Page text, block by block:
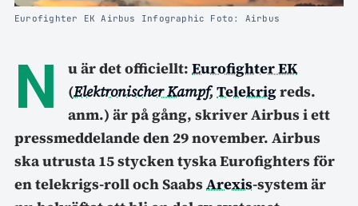
Eurofighter EK Airbus Infographic Foto: Airbus
N u är det officiellt: Eurofighter EK
(Elektronischer Kampf,Telekrigreds.
anm.) är på gång, skriver Airbus i ett
pressmeddelande den 29 november. Airbus
ska utrusta 15 stycken tyska Eurofighters för
en telekrigs-roll och SaabsArexis-system är